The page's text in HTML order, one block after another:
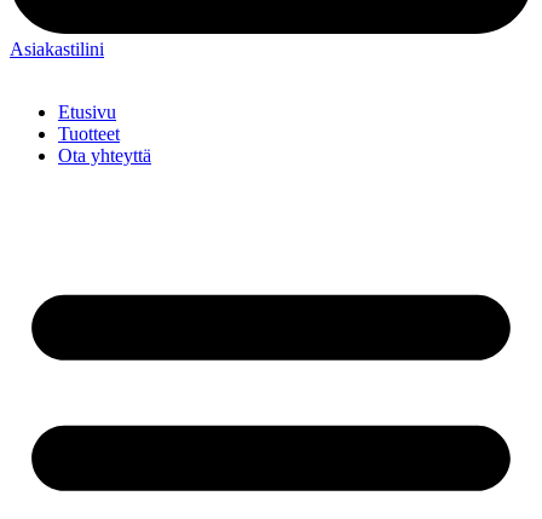
Asiakastilini
Etusivu
Tuotteet
Ota yhteyttä